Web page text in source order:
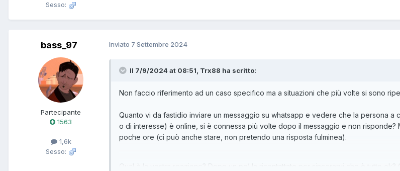
Sesso:
bass_97
Partecipante
1563
1,6k
Sesso:
Inviato 7 Settembre 2024
Il 7/9/2024 at 08:51, Trx88 ha scritto:
Non faccio riferimento ad un caso specifico ma a situazioni che più volte si sono
Quanto vi da fastidio inviare un messaggio su whatsapp e vedere che la persona
o di interesse) è online, si è connessa più volte dopo il messaggio e non
poche ore (ci può anche stare, non pretendo una risposta fulminea).